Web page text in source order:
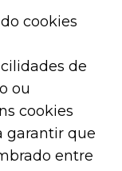
cookies
de
ou
cookies
garantir que
entre